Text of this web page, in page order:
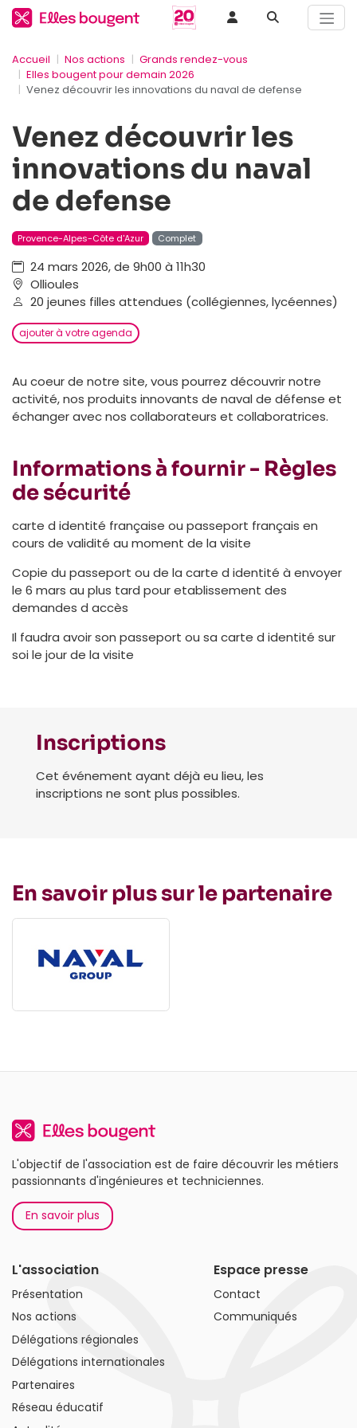
Accueil Nos actions
Grands rendez-vous
Elles bougent pour demain 2026
Venez découvrir les innovations du naval de defense
Venez découvrir les
innovations du naval
de defense
Provence-Alpes-Côte d'Azur Complet
24 mars 2026, de 9h00 à 11h30
Ollioules
20 jeunes filles attendues (collégiennes, lycéennes)
ajouter à votre agenda
Au coeur de notre site, vous pourrez découvrir notre
activité, nos produits innovants de naval de défense et
échanger avec nos collaborateurs et collaboratrices.
Informations à fournir - Règles
de sécurité
carte d identité française ou passeport français en
cours de validité au moment de la visite
Copie du passeport ou de la carte d identité à envoyer
le 6 mars au plus tard pour etablissement des
demandes d accès
Il faudra avoir son passeport ou sa carte d identité sur
soi le jour de la visite
Inscriptions
Cet événement ayant déjà eu lieu, les
inscriptions ne sont plus possibles.
En savoir plus sur le partenaire
L'objectif de l'association est de faire découvrir les métiers
passionnants d'ingénieures et techniciennes.
En savoir plus
L'association
Présentation
Nos actions
Délégations régionales
Délégations internationales
Partenaires
Réseau éducatif
Espace presse
Contact
Communiqués